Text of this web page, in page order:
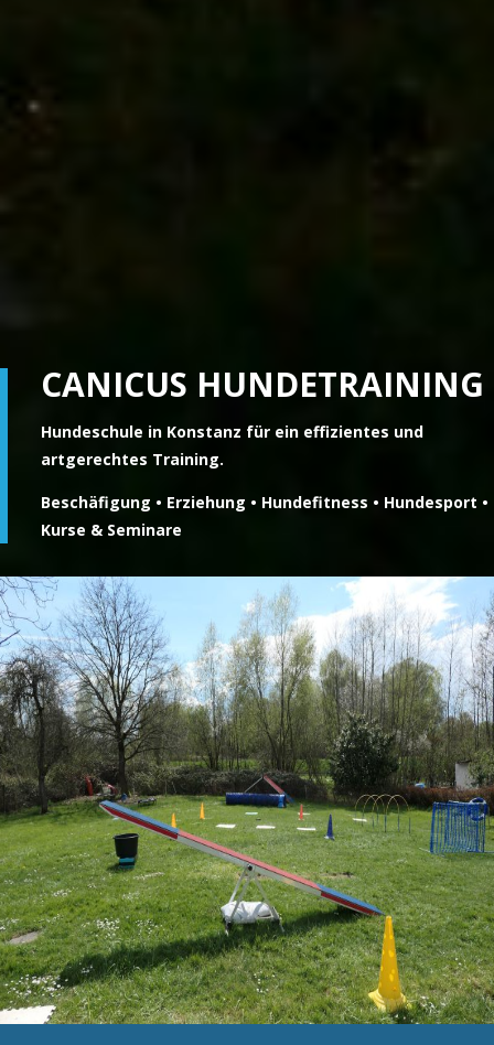
CANICUS HUNDETRAINING
Hundeschule in Konstanz für ein effizientes und
artgerechtes Training.
Beschäfigung • Erziehung • Hundefitness • Hundesport •
Kurse & Seminare